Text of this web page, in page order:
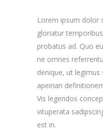
Lorem ipsum dolor
gloriatur
probatus ad. Quo
ne omnes
denique, ut legimus
apeirian
Vis legendos
vituperata
est in.